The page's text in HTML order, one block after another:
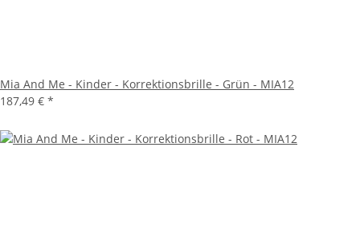
Mia And Me - Kinder - Korrektionsbrille - Grün - MIA12
187,49 € *